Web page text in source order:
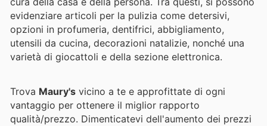
evidenziare articoli per la pulizia come detersivi,
opzioni in profumeria, dentifrici, abbigliamento,
utensili da cucina, decorazioni natalizie, nonché una
varietà di giocattoli e della sezione elettronica.
Trova Maury's vicino a te e approfittate di ogni
vantaggio per ottenere il miglior rapporto
qualità/prezzo. Dimenticatevi dell'aumento dei prezzi